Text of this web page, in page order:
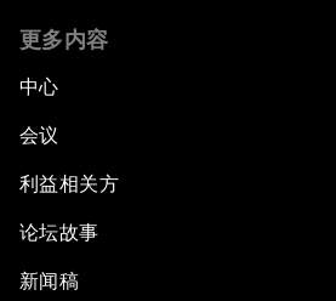
更多内容
中心
会议
利益相关方
论坛故事
新闻稿